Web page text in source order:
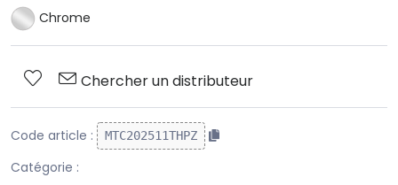
Chrome
Chercher un distributeur
Code article : MTC202511THPZ
Catégorie :